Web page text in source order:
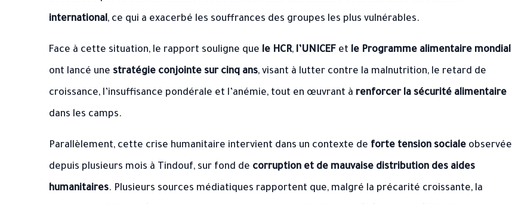
international, ce qui a exacerbé les souffrances des groupes les plus vulnérables.
Face à cette situation, le rapport souligne que le HCR, l’UNICEF et le Programme alimentaire mondial
ont lancé une stratégie conjointe sur cinq ans, visant à lutter contre la malnutrition, le retard de
croissance, l’insuffisance pondérale et l’anémie, tout en œuvrant à renforcer la sécurité alimentaire
dans les camps.
Parallèlement, cette crise humanitaire intervient dans un contexte de forte tension sociale observée
depuis plusieurs mois à Tindouf, sur fond de corruption et de mauvaise distribution des aides
humanitaires. Plusieurs sources médiatiques rapportent que, malgré la précarité croissante, la